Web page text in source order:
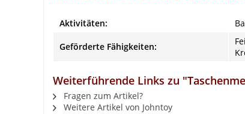
Aktivitäten:
Geförderte Fähigkeiten:
Weiterführende Links zu
Fragen zum Artikel?
Weitere Artikel von Johntoy